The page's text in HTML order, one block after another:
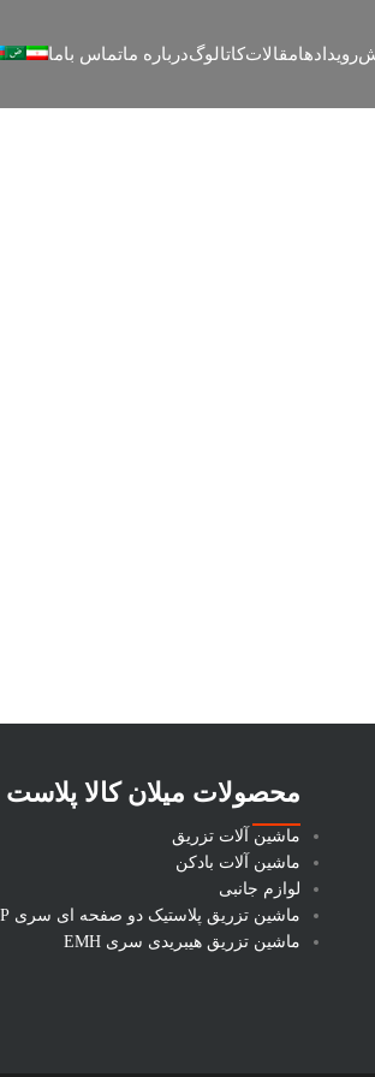
رویدادهامقالاتکاتالوگدرباره ماتماس باما
محصولات میلان کالا پلاست
ماشین آلات تزریق
ماشین آلات بادکن
لوازم جانبی
ماشین تزریق پلاستیک دو صفحه ای سری DP
ماشین تزریق هیبریدی سری EMH